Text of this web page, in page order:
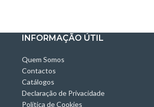
INFORMAÇÃO ÚTIL
Quem Somos
Contactos
Catálogos
Declaração de Privacidade
Política de Cookies